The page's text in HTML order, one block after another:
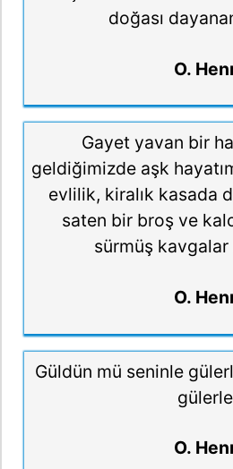
doğası
O.
Gayet yavan bir
geldiğimizde aşk
evlilik, kiralık kasada
saten bir broş ve
sürmüş kavgalar
O.
Güldün mü seninle
O.